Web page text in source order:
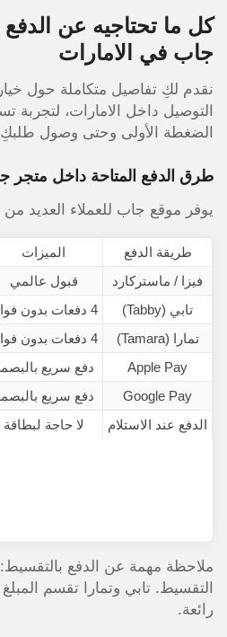
كل ما تحتاجيه عن
جاب في الامارات
نقدم لكِ تفاصيل متكاملة حول
التوصيل داخل الامارات، لتجربة
الضغطة الأولى وحتى وصول طلبكِ
طرق الدفع المتاحة داخل متجر
يوفر موقع جاب للعملاء العديد
طريقة الدفع الميزات
فيزا / ماستركارد
قبول عالمي
تابي (Tabby)
4 دفعات بدون فوائد
تمارا (Tamara)
4 دفعات بدون فوائد
Apple Pay
دفع سريع
Google Pay
دفع سريع
الدفع عند الاستلام
لا حاجة لبطاقة
ملاحظة مهمة عن الدفع
التقسيط. تابي وتمارا تقسم
رائعة.